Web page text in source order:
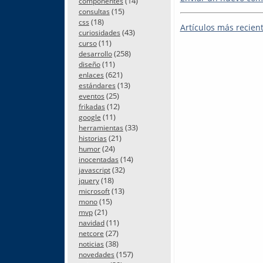
consultas (15)
css (18)
curiosidades (43)
curso(11)
desarrollo(258)
diseño(11)
enlaces (621)
estándares (13)
eventos (25)
frikadas (12)
google (11)
herramientas (33)
historias (21)
humor(24)
inocentadas (14)
javascript(32)
jquery(18)
microsoft(13)
mono(15)
mvp(21)
navidad(11)
netcore (27)
noticias (38)
novedades (157)
Artículos más